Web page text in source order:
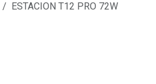
ESTACION T12 PRO 72W